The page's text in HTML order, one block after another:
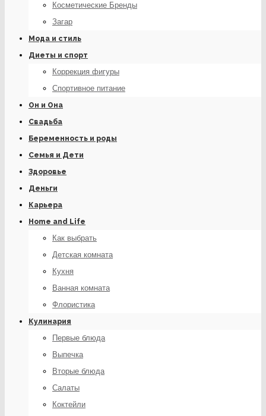
Косметические Бренды
Загар
Мода и стиль
Диеты и спорт
Коррекция фигуры
Спортивное питание
Он и Она
Свадьба
Беременность и роды
Семья и Дети
Здоровье
Деньги
Карьера
Home and Life
Как выбрать
Детская комната
Кухня
Ванная комната
Флористика
Кулинария
Первые блюда
Выпечка
Вторые блюда
Салаты
Коктейли